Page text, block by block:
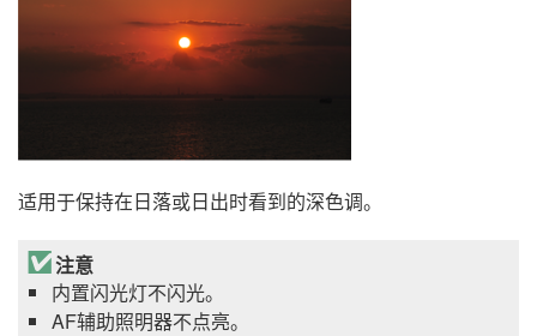
适用于保持在日落或日出时看到的深色调。
注意
内置闪光灯不闪光。
AF辅助照明器不点亮。